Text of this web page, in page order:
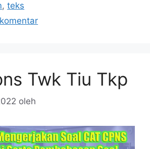
,teks
Twk Tiu Tkp
oleh